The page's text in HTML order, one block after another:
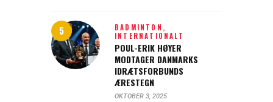
BADMINTON,
INTERNATIONALT
POUL-ERIK HØYER
MODTAGER DANMARKS
IDRÆTSFORBUNDS
ÆRESTEGN
OKTOBER 3, 2025